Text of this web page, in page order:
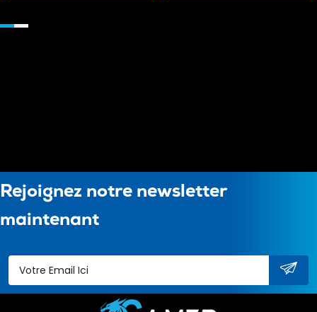
Rejoignez notre newsletter
maintenant